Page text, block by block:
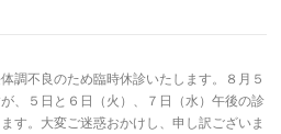
調不良のため臨時休診いたします。８月５
、５日と６日（火）、７日（水）午後の診
す。大変ご迷惑おかけし、申し訳ございま